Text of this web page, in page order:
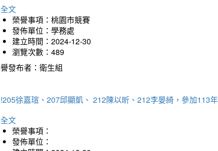
文
榮譽事項：桃園市競賽
發佈單位：學務處
建立時間：2024-12-30
瀏覽次數：489
發布者：衛生組
徐嘉瑄、207邱顯凱、 212陳以昕、212李晏綺，參加113
文
榮譽事項：
發佈單位：